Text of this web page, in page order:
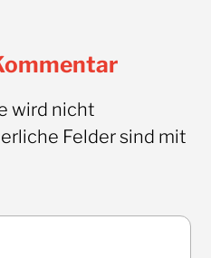
wird nicht
Felder sind mit